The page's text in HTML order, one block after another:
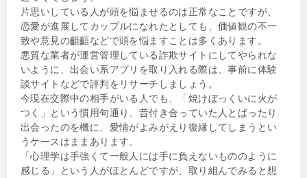
片思いしている人が頭を悩ませるのは正常なことですが、
恋愛が進展してカップルになれたとしても、価値観の不一
致や意見の齟齬などで頭を悩ますことは多くあります。
悪質な業者が運営管理している詐欺サイトにしてやられな
いように、出会い系アプリを取り入れる際は、事前に体験
談サイトなどで評判をリサーチしましょう。
今現在交際中の相手がいる人でも、「焼けぼっくいに火が
つく」という慣用句通り、昔付き合っていた人とばったり
出会ったのを機に、愛情がよみがえり復縁してしまうとい
うケースはままあります。
「心理学は手強くて一般人には手に負えないもののように
感じる」という人がほとんどですが、取り組んでみると想